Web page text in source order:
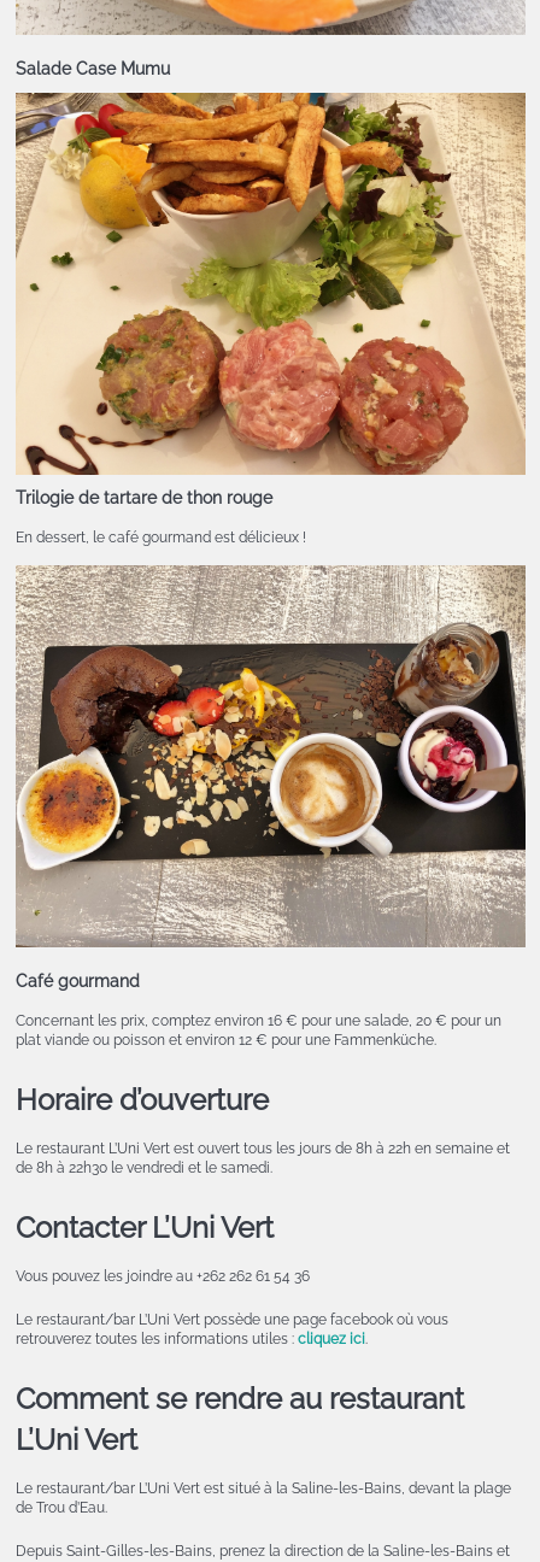
Salade Case Mumu
Trilogie de tartare de thon rouge
En dessert, le café gourmand est délicieux !
Café gourmand
Concernant les prix, comptez environ 16 € pour une salade, 20 € pour un
plat viande ou poisson et environ 12 € pour une Fammenküche.
Horaire d’ouverture
Le restaurant L’Uni Vert est ouvert tous les jours de 8h à 22h en semaine et
de 8h à 22h30 le vendredi et le samedi.
Contacter L’Uni Vert
Vous pouvez les joindre au +262 262 61 54 36
Le restaurant/bar L’Uni Vert possède une page facebook où vous
retrouverez toutes les informations utiles : cliquez ici.
Comment se rendre au restaurant
L’Uni Vert
Le restaurant/bar L’Uni Vert est situé à la Saline-les-Bains, devant la plage
de Trou d’Eau.
Depuis Saint-Gilles-les-Bains, prenez la direction de la Saline-les-Bains et